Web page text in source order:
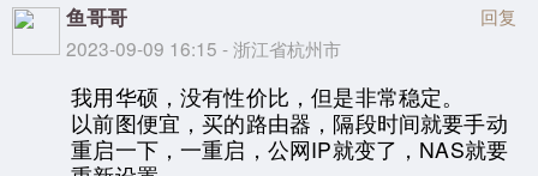
鱼哥哥
2023-09-09 16:15 - 浙江省杭州市
回复
我用华硕，没有性价比，但是非常稳定。
以前图便宜，买的路由器，隔段时间就要手动
重启一下，一重启，公网IP就变了，NAS就要